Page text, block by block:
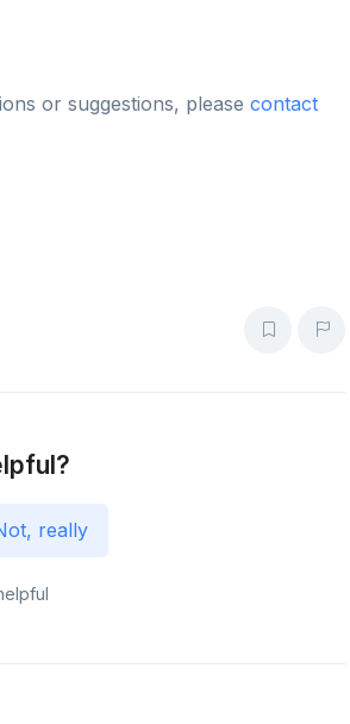
or suggestions, please contact
really